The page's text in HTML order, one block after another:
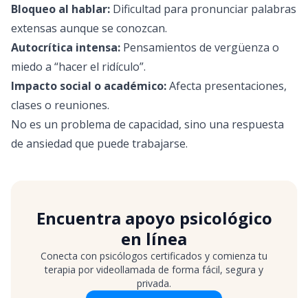
Bloqueo al hablar: Dificultad para pronunciar palabras
extensas aunque se conozcan.
Autocrítica intensa: Pensamientos de vergüenza o
miedo a “hacer el ridículo”.
Impacto social o académico:Afecta presentaciones,
clases o reuniones.
No es un problema de capacidad, sino una respuesta
de ansiedad que puede trabajarse.
Encuentra apoyo psicológico
en línea
Conecta con psicólogos certificados y comienza tu
terapia por videollamada de forma fácil, segura y
privada.